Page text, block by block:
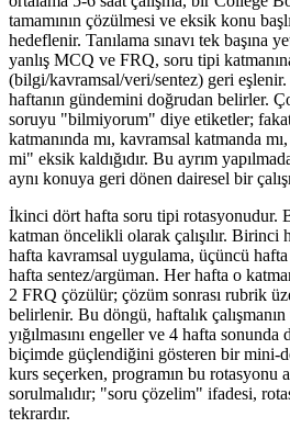
tamamının çözülmesi ve eksik konu
hedeflenir. Tanılama sınavı tek başına
yanlış MCQ ve FRQ, soru tipi
(bilgi/kavramsal/veri/sentez) geri
haftanın gündemini doğrudan belirler.
soruyu "bilmiyorum" diye etiketler;
katmanında mı, kavramsal katmanda
mi" eksik kaldığıdır. Bu ayrım
aynı konuya geri dönen dairesel bir
İkinci dört hafta soru tipi rotasyonudur.
katman öncelikli olarak çalışılır. Birinci
hafta kavramsal uygulama, üçüncü
hafta sentez/argüman. Her hafta o
2 FRQ çözülür; çözüm sonrası rubrik
belirlenir. Bu döngü, haftalık
yığılmasını engeller ve 4 hafta sonunda
biçimde güçlendiğini gösteren bir mini-
kurs seçerken, programın bu rotasyonu
sorulmalıdır; "soru çözelim" ifadesi,
tekrardır.